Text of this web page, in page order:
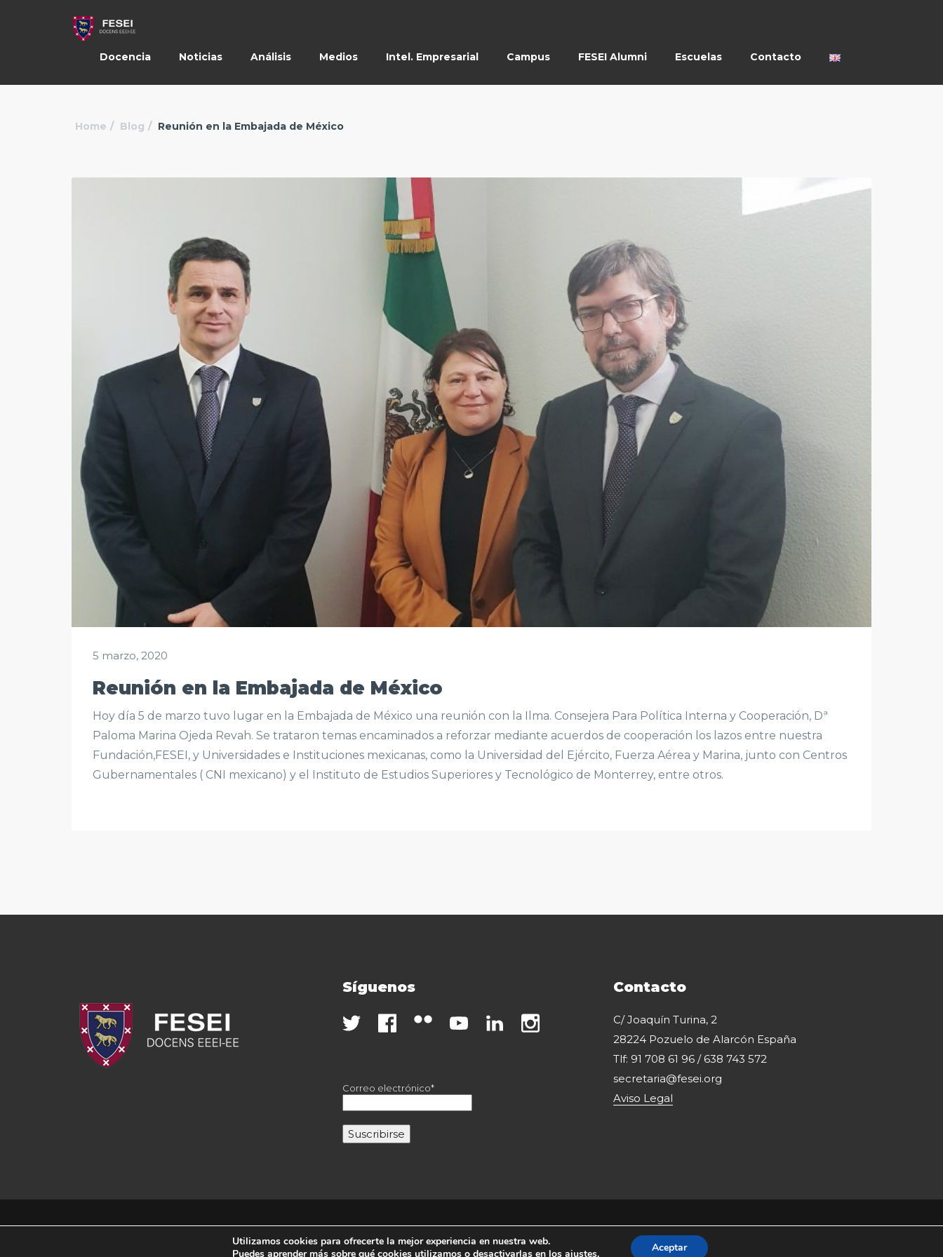
Docencia Noticias Análisis Medios Intel. Empresarial Campus FESEI Alumni Escuelas Contacto
Home Blog Reunión en la Embajada de México
5 marzo, 2020
Reunión en la Embajada de México
Hoy día 5 de marzo tuvo lugar en la Embajada de México una reunión con la Ilma. Consejera Para Política Interna y Cooperación, Dª
Paloma Marina Ojeda Revah. Se trataron temas encaminados a reforzar mediante acuerdos de cooperación los lazos entre nuestra
Fundación,FESEI, y Universidades e Instituciones mexicanas, como la Universidad del Ejército, Fuerza Aérea y Marina, junto con Centros
Gubernamentales ( CNI mexicano) y el Instituto de Estudios Superiores y Tecnológico de Monterrey, entre otros.
Síguenos
Correo electrónico*
Contacto
C/ Joaquín Turina, 2
28224 Pozuelo de Alarcón España
Tlf: 91 708 61 96 / 638 743 572
secretaria@fesei.org
Aviso Legal
Copyright 2020 Fesei. Todos los derechos reservados.
Utilizamos cookies para ofrecerte la mejor experiencia en nuestra web.
Puedes aprender más sobre qué cookies utilizamos o desactivarlas en losajustes. Aceptar